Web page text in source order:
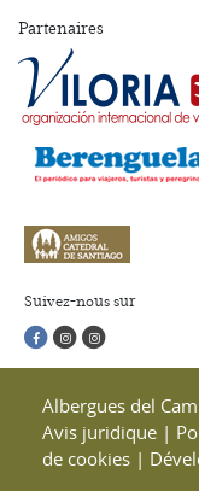
Partenaires
Suivez-nous sur
Albergues del
Avis juridique |
de cookies |